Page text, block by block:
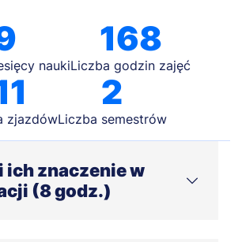
nauki
168
Liczba godzin zajęć
zjazdów
2
Liczba semestrów
ich znaczenie w
(8 godz.)